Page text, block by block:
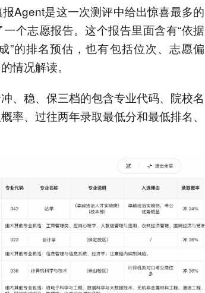
Agent是这一次测评中给出惊喜最多的
个志愿报告。这个报告里面含有“依据
”的排名预估，也有包括位次、志愿偏
情况解读。
、稳、保三档的包含专业代码、院校名
率、过往两年录取最低分和最低排名、